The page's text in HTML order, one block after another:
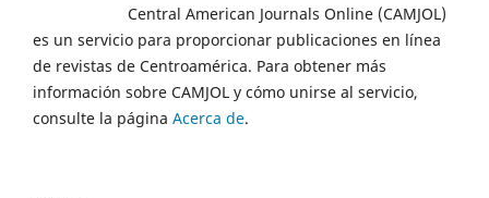
Central American Journals Online (CAMJOL)
es un servicio para proporcionar publicaciones en línea
de revistas de Centroamérica. Para obtener más
información sobre CAMJOL y cómo unirse al servicio,
consulte la página Acerca de.